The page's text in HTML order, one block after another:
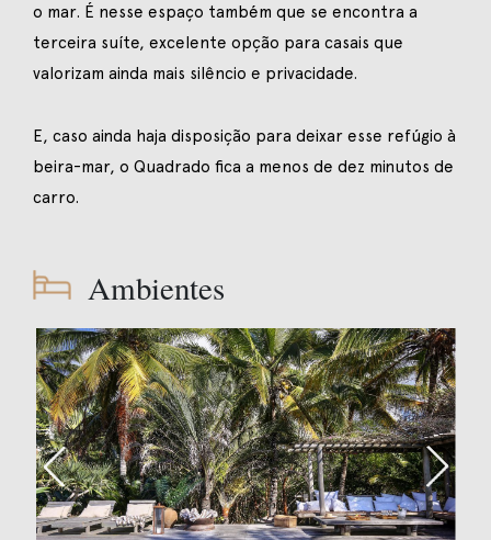
o mar. É nesse espaço também que se encontra a
terceira suíte, excelente opção para casais que
valorizam ainda mais silêncio e privacidade.
E, caso ainda haja disposição para deixar esse refúgio à
beira-mar, o Quadrado fica a menos de dez minutos de
carro.
Ambientes